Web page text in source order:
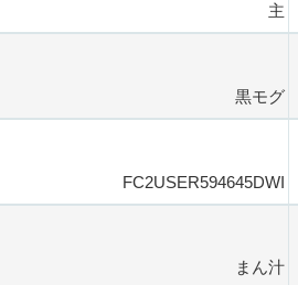
主
黒モグ
FC2USER594645DWI
まん汁